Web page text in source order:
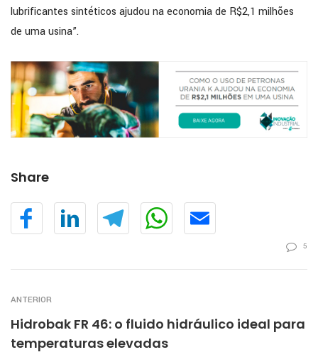
lubrificantes sintéticos ajudou na economia de R$2,1 milhões
de uma usina”.
Share
5
ANTERIOR
Hidrobak FR 46: o fluido hidráulico ideal para
temperaturas elevadas